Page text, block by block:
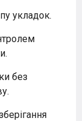
укладок.
без